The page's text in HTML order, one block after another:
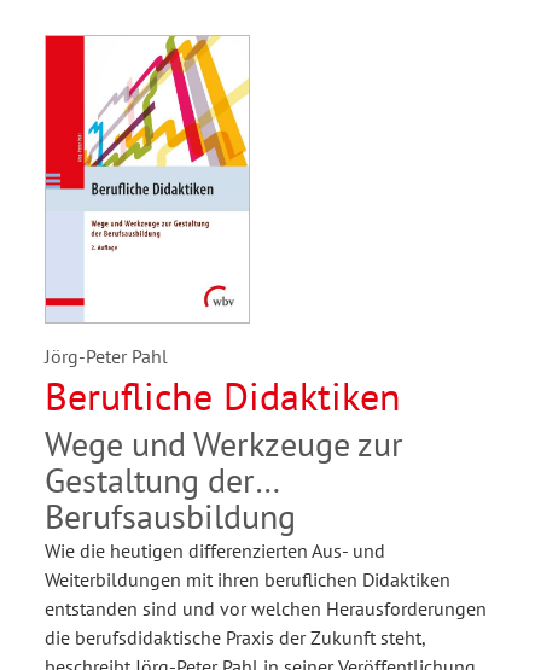
Jörg-Peter Pahl
Berufliche Didaktiken
Wege und Werkzeuge zur
Gestaltung der
Berufsausbildung
Wie die heutigen differenzierten Aus- und
Weiterbildungen mit ihren beruflichen Didaktiken
entstanden sind und vor welchen Herausforderungen
die berufsdidaktische Praxis der Zukunft steht,